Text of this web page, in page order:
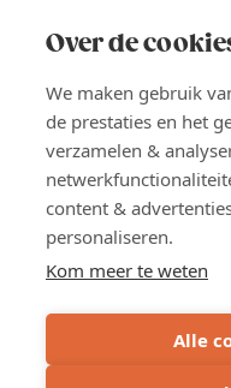
Over de
We maken gebruik
de prestaties en het
verzamelen &
content &
personaliseren.
Kom meer te weten
Alle
02 229 81 11